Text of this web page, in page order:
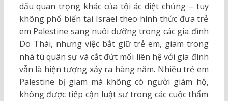
dấu quan trọng khác của tội ác diệt chủng – tuy
không phổ biến tại Israel theo hình thức đưa trẻ
em Palestine sang nuôi dưỡng trong các gia đình
Do Thái, nhưng việc bắt giữ trẻ em, giam trong
nhà tù quân sự và cắt đứt mối liên hệ với gia đình
vẫn là hiện tượng xảy ra hàng năm. Nhiều trẻ em
Palestine bị giam mà không có người giám hộ,
không được tiếp cận luật sư trong các cuộc thẩm